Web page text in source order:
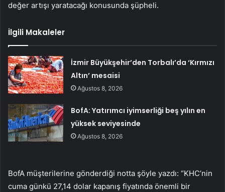
değer artışı yaratacağı konusunda şüpheli.
İlgili Makaleler
İzmir Büyükşehir’den Torbalı’da ‘Kırmızı
Altın’ mesaisi
Ağustos 8, 2026
BofA: Yatırımcı iyimserliği beş yılın en
yüksek seviyesinde
Ağustos 8, 2026
BofA müşterilerine gönderdiği notta şöyle yazdı: “KHC’nin
cuma günkü 27,14 dolar kapanış fiyatında önemli bir